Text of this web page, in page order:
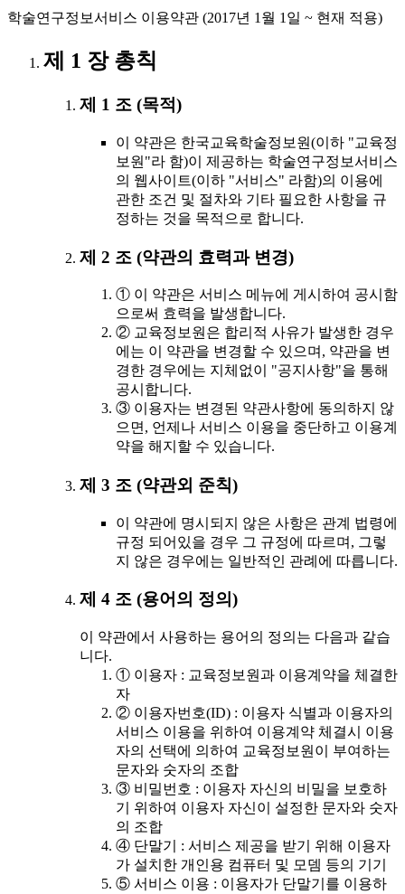
학술연구정보서비스 이용약관 (2017년 1월 1일 ~ 현재 적용)
제 1 장 총칙
제 1 조 (목적)
이 약관은 한국교육학술정보원(이하 "교육정
보원"라 함)이 제공하는 학술연구정보서비스
의 웹사이트(이하 "서비스" 라함)의 이용에
관한 조건 및 절차와 기타 필요한 사항을 규
정하는 것을 목적으로 합니다.
제 2 조 (약관의 효력과 변경)
① 이 약관은 서비스 메뉴에 게시하여 공시함
으로써 효력을 발생합니다.
② 교육정보원은 합리적 사유가 발생한 경우
에는 이 약관을 변경할 수 있으며, 약관을 변
경한 경우에는 지체없이 "공지사항"을 통해
공시합니다.
③ 이용자는 변경된 약관사항에 동의하지 않
으면, 언제나 서비스 이용을 중단하고 이용계
약을 해지할 수 있습니다.
제 3 조 (약관외 준칙)
이 약관에 명시되지 않은 사항은 관계 법령에
규정 되어있을 경우 그 규정에 따르며, 그렇
지 않은 경우에는 일반적인 관례에 따릅니다.
제 4 조 (용어의 정의)
이 약관에서 사용하는 용어의 정의는 다음과 같습
니다.
① 이용자 : 교육정보원과 이용계약을 체결한
자
② 이용자번호(ID) : 이용자 식별과 이용자의
서비스 이용을 위하여 이용계약 체결시 이용
자의 선택에 의하여 교육정보원이 부여하는
문자와 숫자의 조합
③ 비밀번호 : 이용자 자신의 비밀을 보호하
기 위하여 이용자 자신이 설정한 문자와 숫자
의 조합
④ 단말기 : 서비스 제공을 받기 위해 이용자
가 설치한 개인용 컴퓨터 및 모뎀 등의 기기
⑤ 서비스 이용 : 이용자가 단말기를 이용하